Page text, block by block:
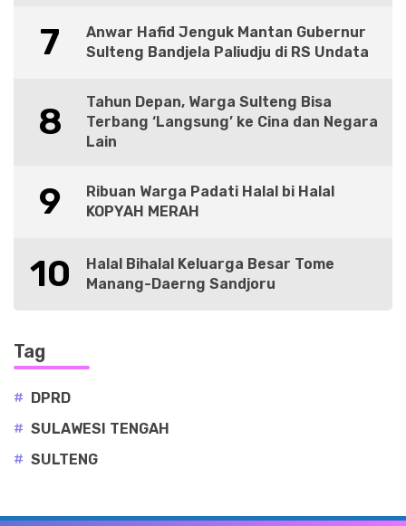
7
Anwar Hafid Jenguk Mantan Gubernur
Sulteng Bandjela Paliudju di RS Undata
8
Tahun Depan, Warga Sulteng Bisa
Terbang ‘Langsung’ ke Cina dan Negara
Lain
9
Ribuan Warga Padati Halal bi Halal
KOPYAH MERAH
10
Halal Bihalal Keluarga Besar Tome
Manang-Daerng Sandjoru
Tag
# DPRD
# SULAWESI TENGAH
# SULTENG